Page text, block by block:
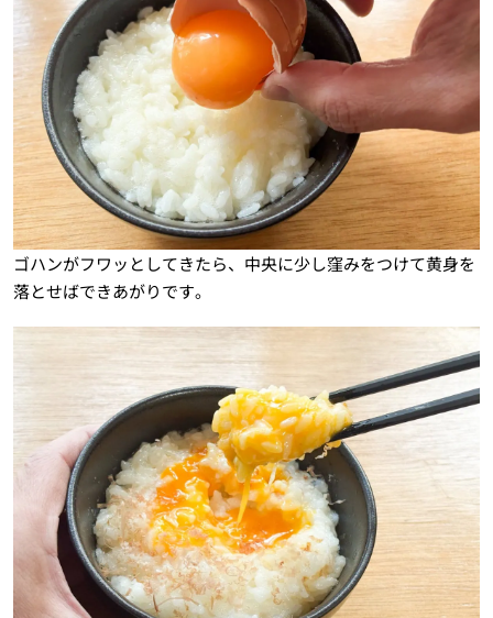
ゴハンがフワッとしてきたら、中央に少し窪みをつけて黄身を
落とせばできあがりです。